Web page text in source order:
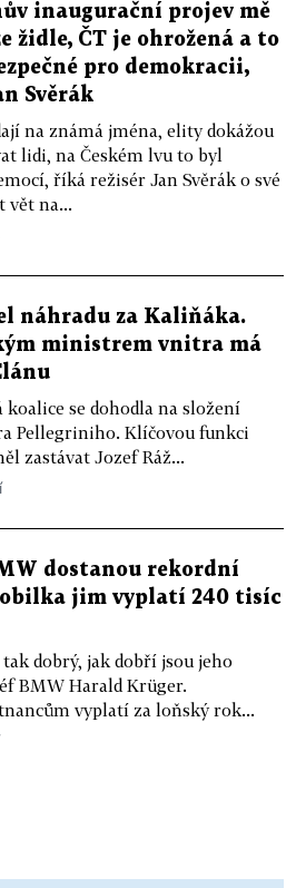
inaugurační projev mě
židle, ČT je ohrožená a to
pro demokracii,
Svěrák
na známá jména, elity dokážou
lidi, na Českém lvu to byl
říká režisér Jan Svěrák o své
vět na...
náhradu za Kaliňáka.
ministrem vnitra má
koalice se dohodla na složení
Pellegriniho. Klíčovou funkci
zastávat Jozef Ráž...
dostanou rekordní
jim vyplatí 240 tisíc
dobrý, jak dobří jsou jeho
BMW Harald Krüger.
vyplatí za loňský rok...